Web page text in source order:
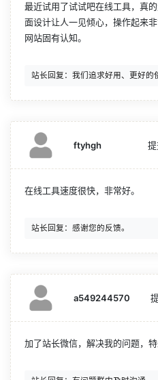
最近试用了试试吧在线工具，真
面设计让人一见倾心，操作起来
网站固有认知。
ftyhgh 提
在线工具速度很快，非常好。
a549244570
加了站长微信，解决我的问题，特